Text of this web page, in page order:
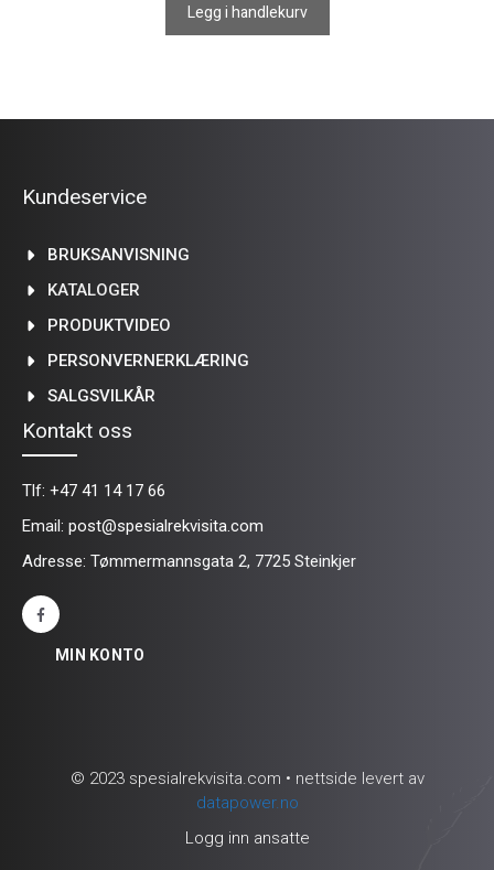
Legg i handlekurv
Kundeservice
BRUKSANVISNING
KATALOGER
PRODUKTVIDEO
PERSONVERNERKLÆRING
SALGSVILKÅR
Kontakt oss
Tlf: +47 41 14 17 66
Email: post@spesialrekvisita.com
Adresse: Tømmermannsgata 2, 7725 Steinkjer
MIN KONTO
© 2023 spesialrekvisita.com • nettside levert av
datapower.no
Logg inn ansatte